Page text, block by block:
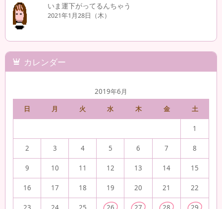
いま運下がってるんちゃう
2021年1月28日（木）
カレンダー
2019年6月
日
月 火 水 木 金 土
1
2 3 4 5 6 7 8
9 10 11 12 13 14 15
16 17 18 19 20 21 22